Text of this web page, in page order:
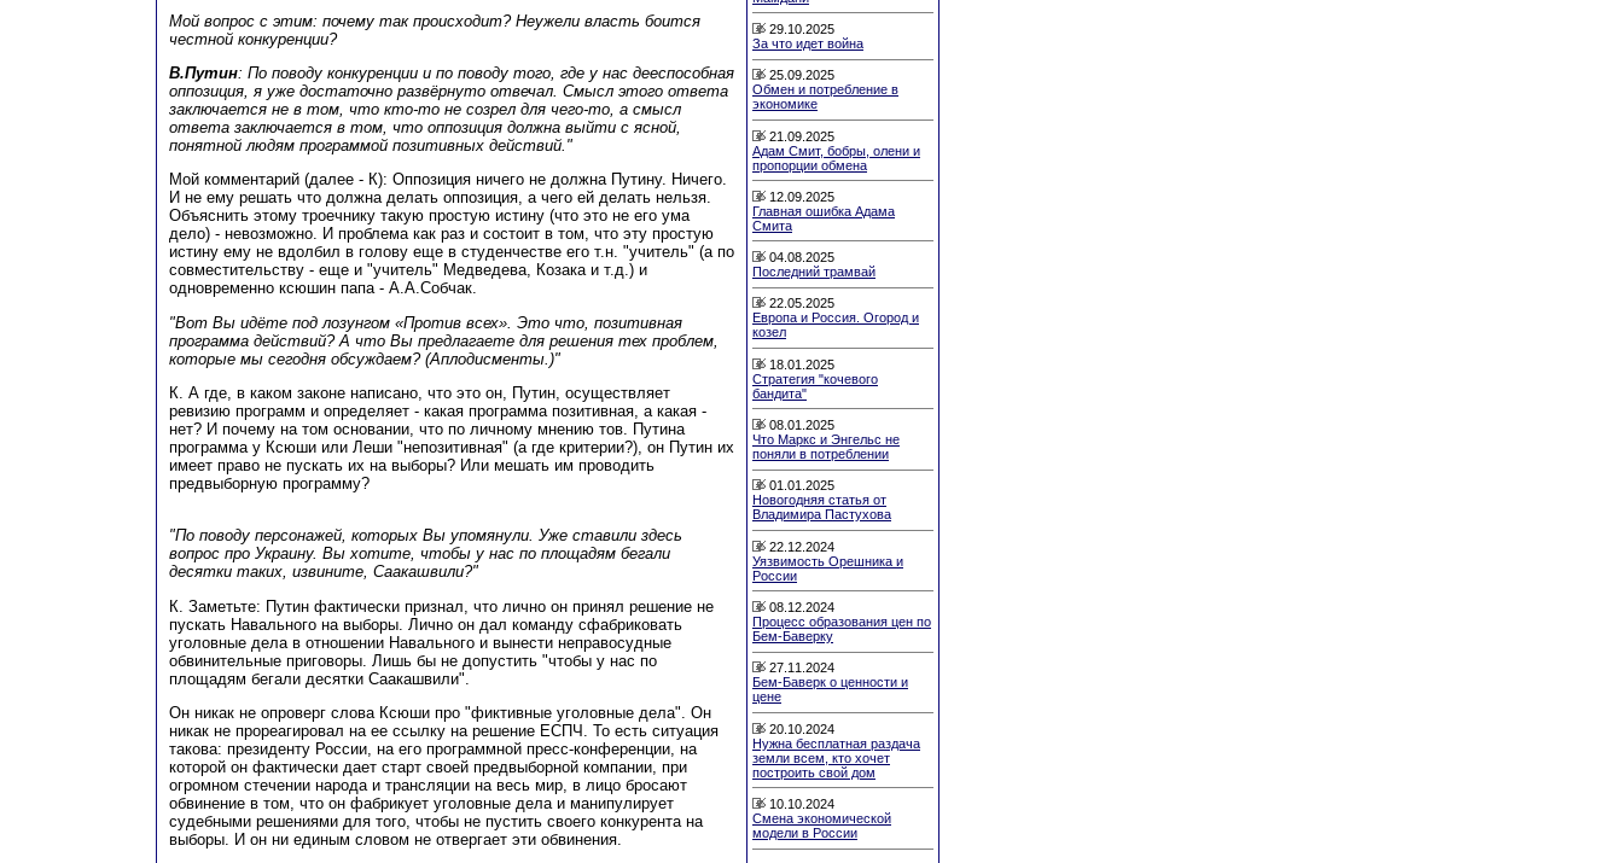
Мой вопрос с этим: почему так происходит? Неужели власть боится
честной конкуренции?
В.Путин: По поводу конкуренции и по поводу того, где у нас дееспособная
оппозиция, я уже достаточно развёрнуто отвечал. Смысл этого ответа
заключается не в том, что кто‑то не созрел для чего‑то, а смысл
ответа заключается в том, что оппозиция должна выйти с ясной,
понятной людям программой позитивных действий."
Мой комментарий (далее - К): Оппозиция ничего не должна Путину. Ничего.
И не ему решать что должна делать оппозиция, а чего ей делать нельзя.
Объяснить этому троечнику такую простую истину (что это не его ума
дело) - невозможно. И проблема как раз и состоит в том, что эту простую
истину ему не вдолбил в голову еще в студенчестве его т.н. "учитель" (а по
совместительству - еще и "учитель" Медведева, Козака и т.д.) и
одновременно ксюшин папа - А.А.Собчак.
"Вот Вы идёте под лозунгом «Против всех». Это что, позитивная
программа действий? А что Вы предлагаете для решения тех проблем,
которые мы сегодня обсуждаем? (Аплодисменты.)"
К. А где, в каком законе написано, что это он, Путин, осуществляет
ревизию программ и определяет - какая программа позитивная, а какая -
нет? И почему на том основании, что по личному мнению тов. Путина
программа у Ксюши или Леши "непозитивная" (а где критерии?), он Путин их
имеет право не пускать их на выборы? Или мешать им проводить
предвыборную программу?
"По поводу персонажей, которых Вы упомянули. Уже ставили здесь
вопрос про Украину. Вы хотите, чтобы у нас по площадям бегали
десятки таких, извините, Саакашвили?"
К. Заметьте: Путин фактически признал, что лично он принял решение не
пускать Навального на выборы. Лично он дал команду сфабриковать
уголовные дела в отношении Навального и вынести неправосудные
обвинительные приговоры. Лишь бы не допустить "чтобы у нас по
площадям бегали десятки Саакашвили".
Он никак не опроверг слова Ксюши про "фиктивные уголовные дела". Он
никак не прореагировал на ее ссылку на решение ЕСПЧ. То есть ситуация
такова: президенту России, на его программной пресс-конференции, на
которой он фактически дает старт своей предвыборной компании, при
огромном стечении народа и трансляции на весь мир, в лицо бросают
обвинение в том, что он фабрикует уголовные дела и манипулирует
судебными решениями для того, чтобы не пустить своего конкурента на
выборы. И он ни единым словом не отвергает эти обвинения.
29.10.2025
За что идет война
25.09.2025
Обмен и потребление в
экономике
21.09.2025
Адам Смит, бобры, олени и
пропорции обмена
12.09.2025
Главная ошибка Адама
Смита
04.08.2025
Последний трамвай
22.05.2025
Европа и Россия. Огород и
козел
18.01.2025
Стратегия "кочевого
бандита"
08.01.2025
Что Маркс и Энгельс не
поняли в потреблении
01.01.2025
Новогодняя статья от
Владимира Пастухова
22.12.2024
Уязвимость Орешника и
России
08.12.2024
Процесс образования цен по
Бем-Баверку
27.11.2024
Бем-Баверк о ценности и
цене
20.10.2024
Нужна бесплатная раздача
земли всем, кто хочет
построить свой дом
10.10.2024
Смена экономической
модели в России